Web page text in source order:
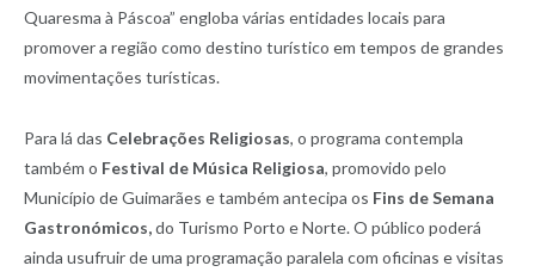
Quaresma à Páscoa” engloba várias entidades locais para
promover a região como destino turístico em tempos de grandes
movimentações turísticas.
Para lá das Celebrações Religiosas, o programa contempla
também o Festival de Música Religiosa, promovido pelo
Município de Guimarães e também antecipa os Fins de Semana
Gastronómicos,do Turismo Porto e Norte. O público poderá
ainda usufruir de uma programação paralela com oficinas e visitas